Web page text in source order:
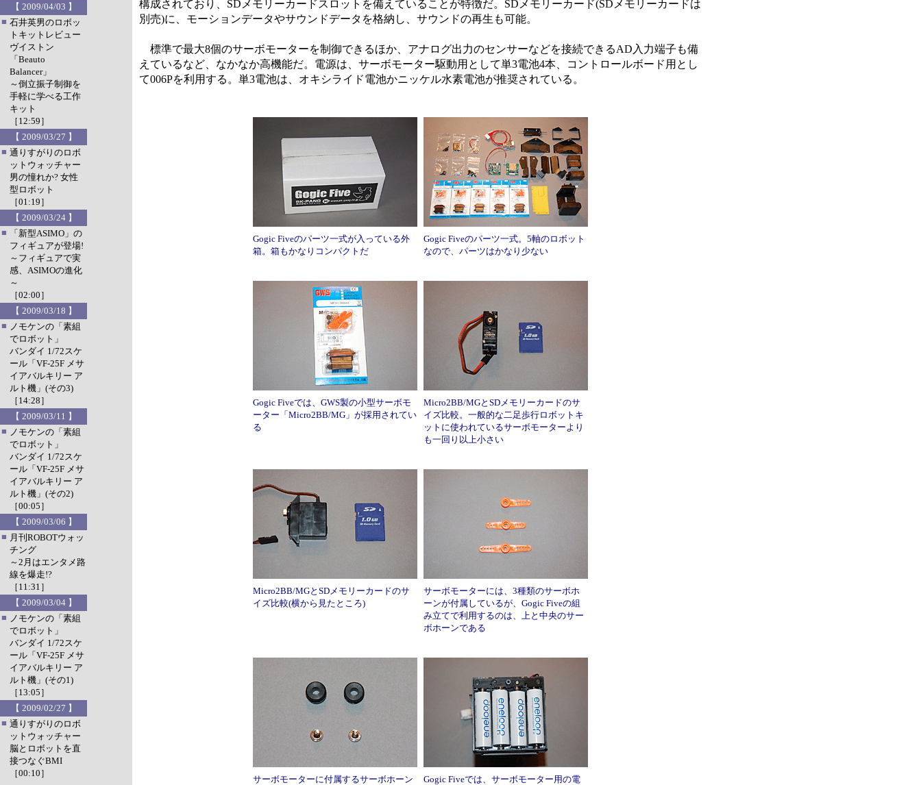
【 2009/04/03 】
■ 石井英男のロボッ
トキットレビュー
ヴイストン
「Beauto
Balancer」
～倒立振子制御を
手軽に学べる工作
キット
［12:59］
【 2009/03/27 】
■ 通りすがりのロボ
ットウォッチャー
男の憧れか? 女性
型ロボット
［01:19］
【 2009/03/24 】
■
「新型ASIMO」の
フィギュアが登場!
～フィギュアで実
感、ASIMOの進化
～
［02:00］
【 2009/03/18 】
■ ノモケンの「素組
でロボット」
バンダイ 1/72スケ
ール「VF-25F メサ
イアバルキリー ア
ルト機」(その3)
［14:28］
【 2009/03/11 】
■ ノモケンの「素組
でロボット」
バンダイ 1/72スケ
ール「VF-25F メサ
イアバルキリー ア
ルト機」(その2)
［00:05］
【 2009/03/06 】
■ 月刊ROBOTウォッ
チング
～2月はエンタメ路
線を爆走!?
［11:31］
【 2009/03/04 】
■ ノモケンの「素組
でロボット」
バンダイ 1/72スケ
ール「VF-25F メサ
イアバルキリー ア
ルト機」(その1)
［13:05］
【 2009/02/27 】
■ 通りすがりのロボ
ットウォッチャー
脳とロボットを直
接つなぐBMI
［00:10］
構成されており、SDメモリーカードスロットを備えていることが特徴だ。SDメモリーカード(SDメモリーカードは
別売)に、モーションデータやサウンドデータを格納し、サウンドの再生も可能。
標準で最大8個のサーボモーターを制御できるほか、アナログ出力のセンサーなどを接続できるAD入力端子も備
えているなど、なかなか高機能だ。電源は、サーボモーター駆動用として単3電池4本、コントロールボード用とし
て006Pを利用する。単3電池は、オキシライド電池かニッケル水素電池が推奨されている。
Gogic Fiveのパーツ一式が入っている外
箱。箱もかなりコンパクトだ
Gogic Fiveのパーツ一式。5軸のロボット
なので、パーツはかなり少ない
Gogic Fiveでは、GWS製の小型サーボモ
ーター「Micro2BB/MG」が採用されてい
る
Micro2BB/MGとSDメモリーカードのサ
イズ比較。一般的な二足歩行ロボットキ
ットに使われているサーボモーターより
も一回り以上小さい
Micro2BB/MGとSDメモリーカードのサ
イズ比較(横から見たところ)
サーボモーターには、3種類のサーボホ
ーンが付属しているが、Gogic Fiveの組
み立てで利用するのは、上と中央のサー
ボホーンである
サーボモーターに付属するサーボホーン
Gogic Fiveでは、サーボモーター用の電